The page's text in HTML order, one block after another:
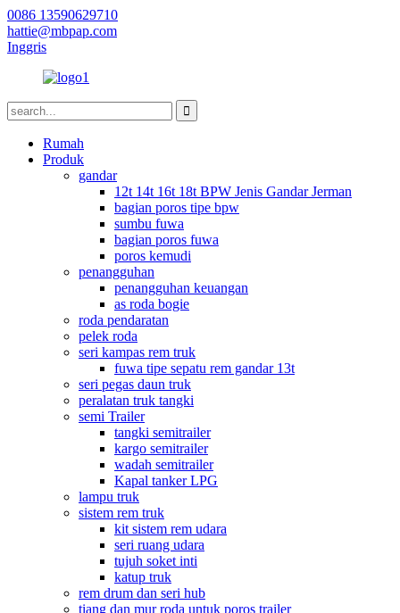
0086 13590629710
hattie@mbpap.com
Inggris
Rumah
Produk
gandar
12t 14t 16t 18t BPW Jenis Gandar Jerman
bagian poros tipe bpw
sumbu fuwa
bagian poros fuwa
poros kemudi
penangguhan
penangguhan keuangan
as roda bogie
roda pendaratan
pelek roda
seri kampas rem truk
fuwa tipe sepatu rem gandar 13t
seri pegas daun truk
peralatan truk tangki
semi Trailer
tangki semitrailer
kargo semitrailer
wadah semitrailer
Kapal tanker LPG
lampu truk
sistem rem truk
kit sistem rem udara
seri ruang udara
tujuh soket inti
katup truk
rem drum dan seri hub
tiang dan mur roda untuk poros trailer